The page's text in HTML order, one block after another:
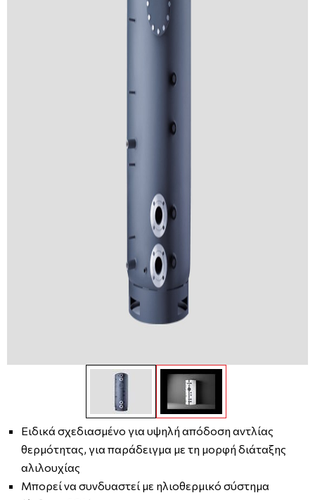
Ειδικά σχεδιασμένο για υψηλή απόδοση αντλίας
θερμότητας, για παράδειγμα με τη μορφή διάταξης
αλιλουχίας
Μπορεί να συνδυαστεί με ηλιοθερμικό σύστημα